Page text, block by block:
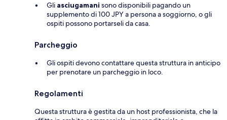
Gli asciugamani sono disponibili pagando un
supplemento di 100 JPY a persona a soggiorno, o gli
ospiti possono portarseli da casa.
Parcheggio
Gli ospiti devono contattare questa struttura in anticipo
per prenotare un parcheggio in loco.
Regolamenti
Questa struttura è gestita da un host professionista, che la